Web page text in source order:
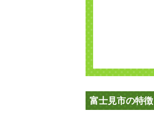
富士見市の特徴